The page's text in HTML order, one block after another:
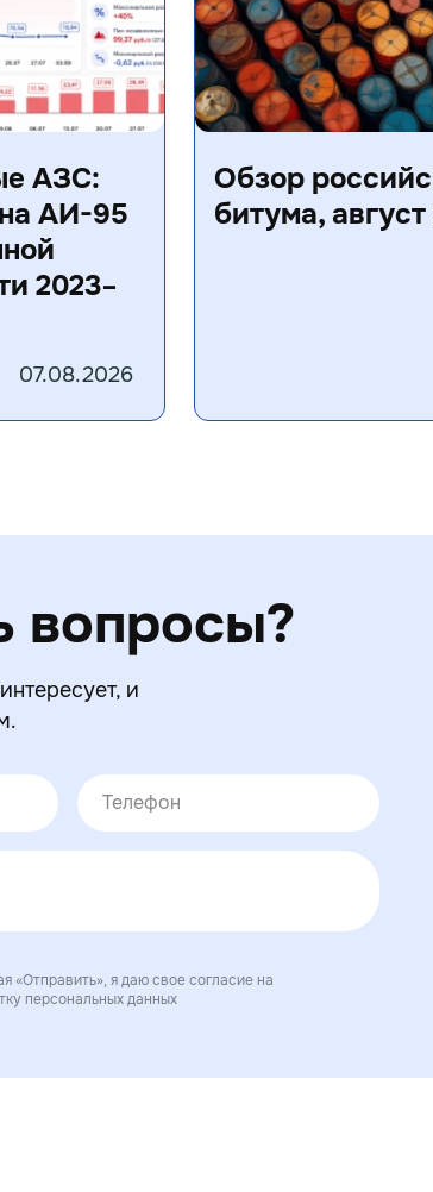
АЗС:
АИ-95
2023–
07.08.2026
Обзор
битума,
вопросы?
и
«Отправить», я даю свое согласие на
персональных данных